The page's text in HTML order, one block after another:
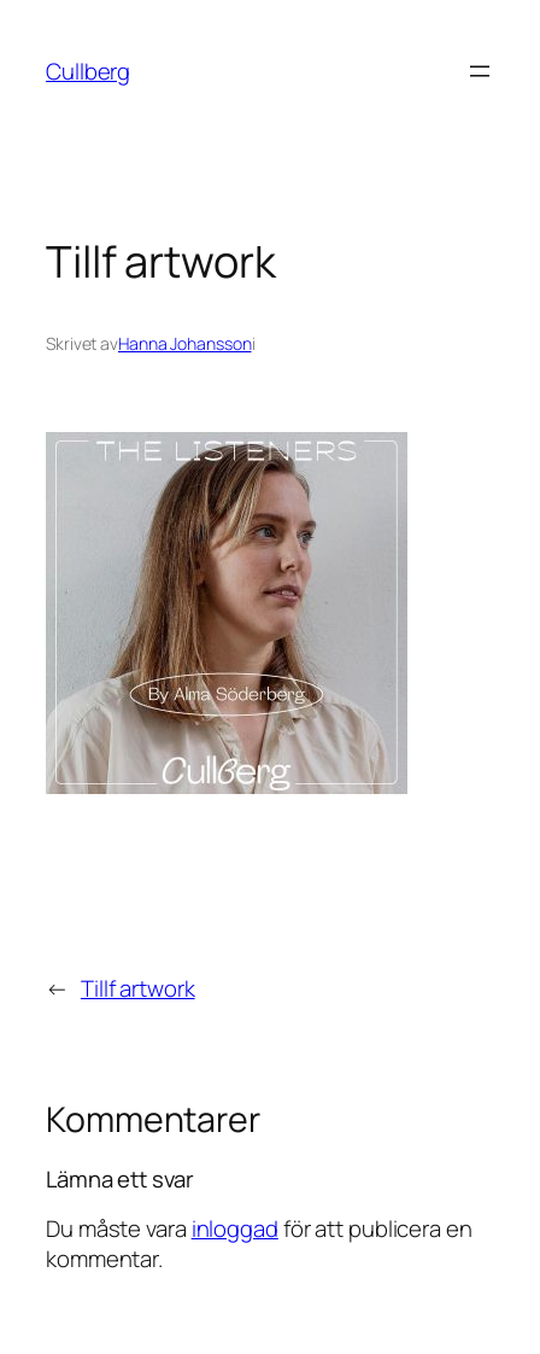
innehåll
Cullberg
Tillf artwork
Skrivet avHanna Johanssoni
← Tillf artwork
Kommentarer
Lämna ett svar
Du måste vara inloggadför att publicera en
kommentar.